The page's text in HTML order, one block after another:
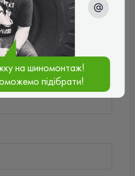
на шиномонтаж!
підібрати!